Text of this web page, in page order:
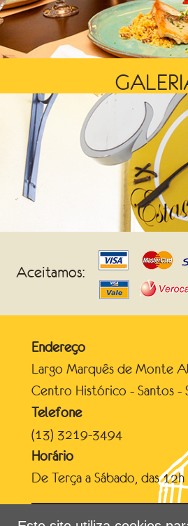
Aceitamos:
Endereço
Largo Marquês de Monte
Centro Histórico - Santos -
Telefone
(13) 3219-3494
Horário
De Terça a Sábado, das
Conheça a Estação do